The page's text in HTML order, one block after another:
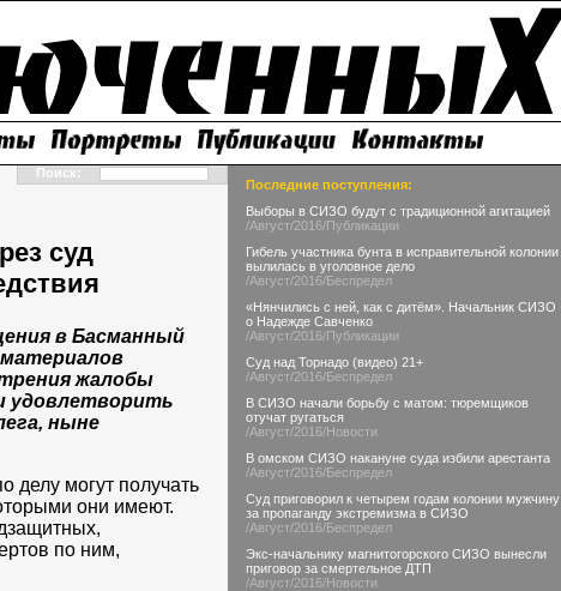
Поиск:
суд
в Басманный
материалов
жалобы
удовлетворить
ныне
делу могут получать
они имеют.
по ним,
Последние поступления:
Выборы в СИЗО будут с традиционной агитацией
/Август/2016/Публикации
Гибель участника бунта в исправительной колонии
вылилась в уголовное дело
/Август/2016/Беспредел
«Нянчились с ней, как с дитём». Начальник СИЗО
о Надежде Савченко
/Август/2016/Публикации
Суд над Торнадо (видео) 21+
/Август/2016/Беспредел
В СИЗО начали борьбу с матом: тюремщиков
отучат ругаться
/Август/2016/Новости
В омском СИЗО накануне суда избили арестанта
/Август/2016/Беспредел
Суд приговорил к четырем годам колонии мужчину
за пропаганду экстремизма в СИЗО
/Август/2016/Беспредел
Экс-начальнику магнитогорского СИЗО вынесли
приговор за смертельное ДТП
/Август/2016/Новости